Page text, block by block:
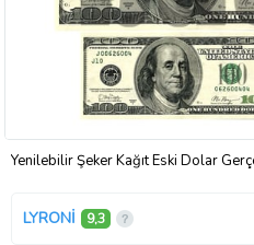
Yenilebilir Şeker Kağıt Eski Dolar
LYRONİ 9,3